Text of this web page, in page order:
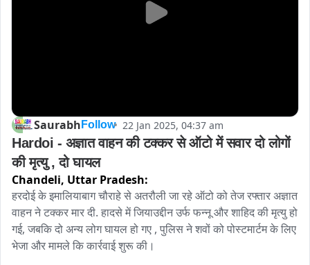
Saurabh Follow 22 Jan 2025, 04:37 am
Hardoi - अज्ञात वाहन की टक्कर से ऑटो में सवार दो लोगों
की मृत्यु , दो घायल
Chandeli, Uttar Pradesh:
हरदोई के इमालियाबाग चौराहे से अतरौली जा रहे ऑटो को तेज रफ्तार अज्ञात
वाहन ने टक्कर मार दी. हादसे में जियाउद्दीन उर्फ फन्नू और शाहिद की मृत्यु हो
गई, जबकि दो अन्य लोग घायल हो गए , पुलिस ने शवों को पोस्टमार्टम के लिए
भेजा और मामले कि कार्रवाई शुरू की।